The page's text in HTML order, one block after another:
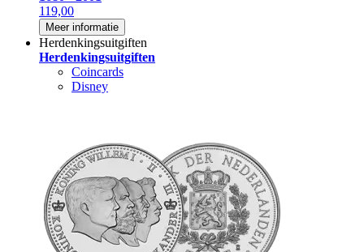
119,00
Meer informatie
Herdenkingsuitgiften
Herdenkingsuitgiften
Coincards
Disney